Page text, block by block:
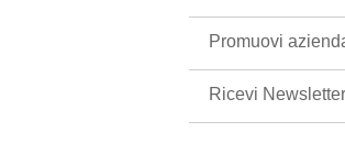
Promuovi
Ricevi Newsletter